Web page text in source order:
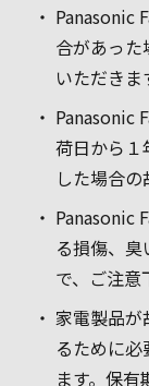
Panasonic
合があっ
いただきま
Panasonic
荷日から１
した場合の
Panasonic
る損傷、
で、ご注意
家電製品が
るために
ます。保